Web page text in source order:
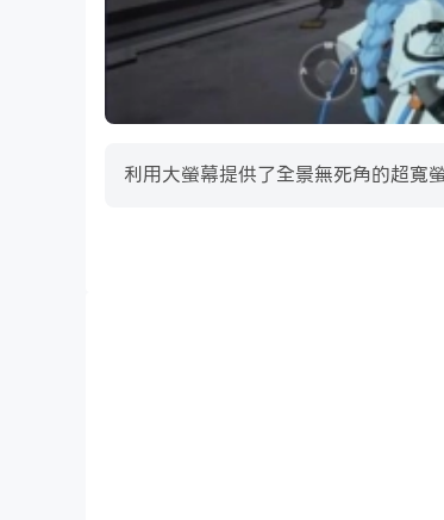
海灘通行證
升級您的海灘通行證，並在每個月的新
利用大螢幕提供了全景無死角的超